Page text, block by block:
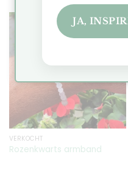
Toevoegen
verlanglijst
VERKOCHT
Rozenkwarts armband
JA,